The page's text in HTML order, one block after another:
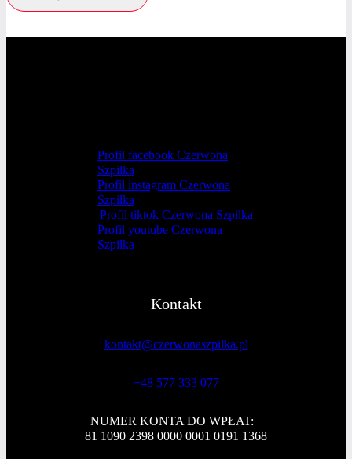
Profil facebook Czerwona
Szpilka
Profil instagram Czerwona
Szpilka
Profil tiktok Czerwona Szpilka
Profil youtube Czerwona
Szpilka
Kontakt
kontakt@czerwonaszpilka.pl
+48 577 333 077
NUMER KONTA DO WPŁAT:
81 1090 2398 0000 0001 0191 1368